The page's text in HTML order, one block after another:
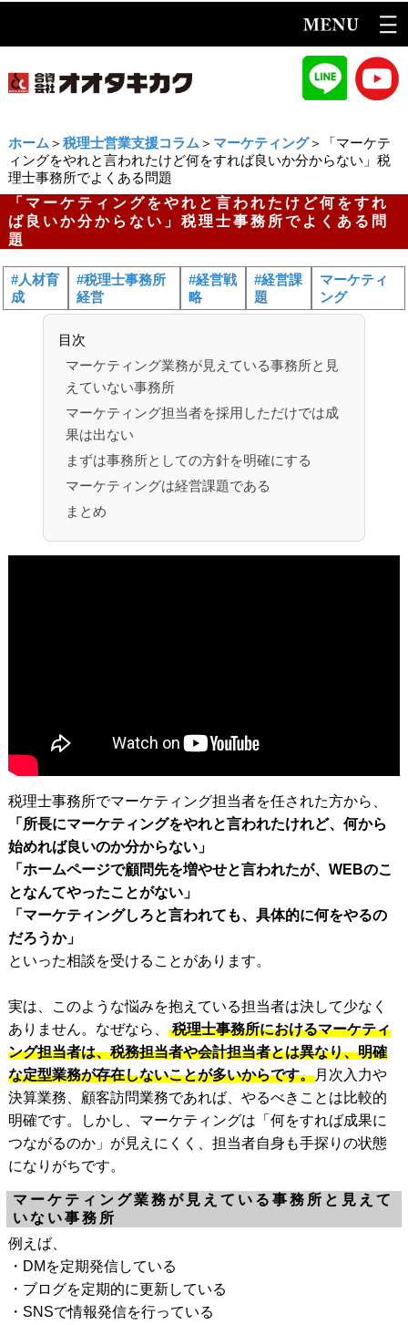
ホーム ＞ 税理士営業支援コラム ＞ マーケティング＞「マーケテ
ィングをやれと言われたけど何をすれば良いか分からない」税
理士事務所でよくある問題
「マーケティングをやれと言われたけど何をすれ
ば良いか分からない」税理士事務所でよくある問
題
#人材育
成
#税理士事務所
経営
#経営戦
略
#経営課
題
マーケティ
ング
目次
マーケティング業務が見えている事務所と見
えていない事務所
マーケティング担当者を採用しただけでは成
果は出ない
まずは事務所としての方針を明確にする
マーケティングは経営課題である
まとめ
税理士事務所でマーケティング担当者を任された方から、
「所長にマーケティングをやれと言われたけれど、何から
始めれば良いのか分からない」
「ホームページで顧問先を増やせと言われたが、WEBのこ
となんてやったことがない」
「マーケティングしろと言われても、具体的に何をやるの
だろうか」
といった相談を受けることがあります。
実は、このような悩みを抱えている担当者は決して少なく
ありません。なぜなら、 税理士事務所におけるマーケティ
ング担当者は、税務担当者や会計担当者とは異なり、明確
な定型業務が存在しないことが多いからです。月次入力や
決算業務、顧客訪問業務であれば、やるべきことは比較的
明確です。しかし、マーケティングは「何をすれば成果に
つながるのか」が見えにくく、担当者自身も手探りの状態
になりがちです。
マーケティング業務が見えている事務所と見えて
いない事務所
例えば、
・DMを定期発信している
・ブログを定期的に更新している
・SNSで情報発信を行っている